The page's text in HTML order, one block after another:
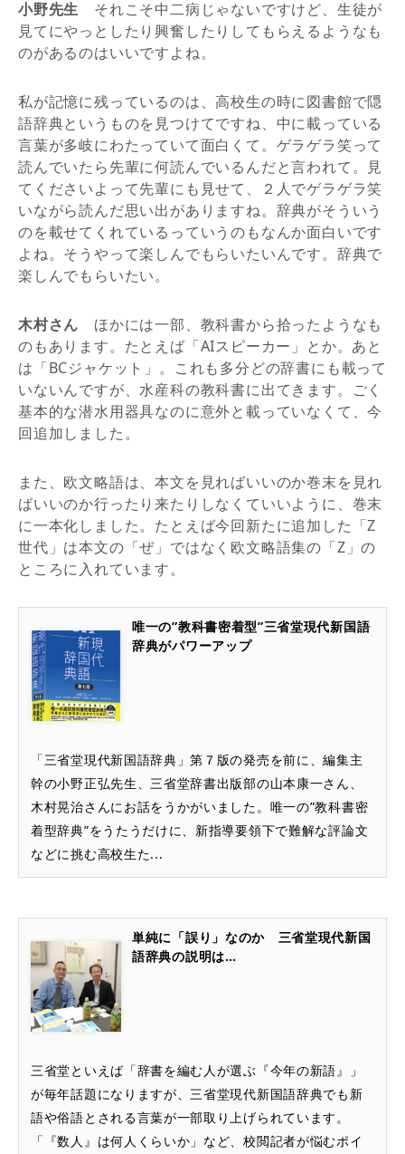
小野先生 それこそ中二病じゃないですけど、生徒が
見てにやっとしたり興奮したりしてもらえるようなも
のがあるのはいいですよね。
私が記憶に残っているのは、高校生の時に図書館で隠
語辞典というものを見つけてですね、中に載っている
言葉が多岐にわたっていて面白くて。ゲラゲラ笑って
読んでいたら先輩に何読んでいるんだと言われて。見
てくださいよって先輩にも見せて、２人でゲラゲラ笑
いながら読んだ思い出がありますね。辞典がそういう
のを載せてくれているっていうのもなんか面白いです
よね。そうやって楽しんでもらいたいんです。辞典で
楽しんでもらいたい。
木村さん ほかには一部、教科書から拾ったようなも
のもあります。たとえば「AIスピーカー」とか。あと
は「BCジャケット」。これも多分どの辞書にも載って
いないんですが、水産科の教科書に出てきます。ごく
基本的な潜水用器具なのに意外と載っていなくて、今
回追加しました。
また、欧文略語は、本文を見ればいいのか巻末を見れ
ばいいのか行ったり来たりしなくていいように、巻末
に一本化しました。たとえば今回新たに追加した「Z
世代」は本文の「ぜ」ではなく欧文略語集の「Z」の
ところに入れています。
唯一の”教科書密着型”三省堂現代新国語
辞典がパワーアップ
「三省堂現代新国語辞典」第７版の発売を前に、編集主
幹の小野正弘先生、三省堂辞書出版部の山本康一さん、
木村晃治さんにお話をうかがいました。唯一の”教科書密
着型辞典”をうたうだけに、新指導要領下で難解な評論文
などに挑む高校生た...
単純に「誤り」なのか 三省堂現代新国
語辞典の説明は…
三省堂といえば「辞書を編む人が選ぶ『今年の新語』」
が毎年話題になりますが、三省堂現代新国語辞典でも新
語や俗語とされる言葉が一部取り上げられています。
「『数人』は何人くらいか」など、校閲記者が悩むポイ